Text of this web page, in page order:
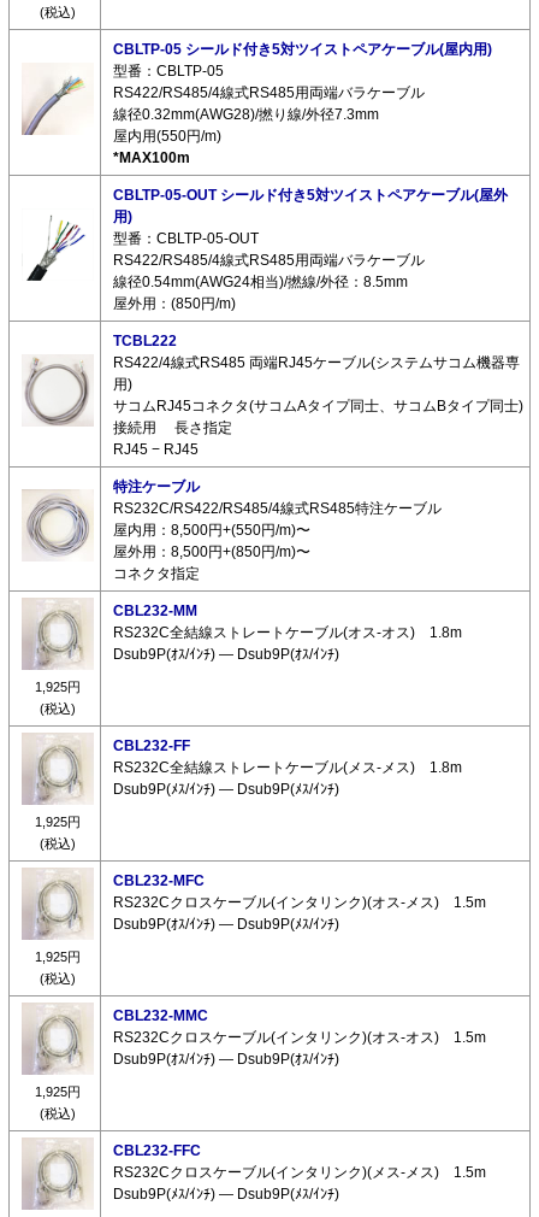
(税込)
CBLTP-05 シールド付き5対ツイストペアケーブル(屋内用)
型番：CBLTP-05
RS422/RS485/4線式RS485用両端バラケーブル
線径0.32mm(AWG28)/撚り線/外径7.3mm
屋内用(550円/m)
*MAX100m
CBLTP-05-OUT シールド付き5対ツイストペアケーブル(屋外
用)
型番：CBLTP-05-OUT
RS422/RS485/4線式RS485用両端バラケーブル
線径0.54mm(AWG24相当)/撚線/外径：8.5mm
屋外用：(850円/m)
TCBL222
RS422/4線式RS485 両端RJ45ケーブル(システムサコム機器専
用)
サコムRJ45コネクタ(サコムAタイプ同士、サコムBタイプ同士)
接続用 長さ指定
RJ45 − RJ45
特注ケーブル
RS232C/RS422/RS485/4線式RS485特注ケーブル
屋内用：8,500円+(550円/m)〜
屋外用：8,500円+(850円/m)〜
コネクタ指定
1,925円
(税込)
CBL232-MM
RS232C全結線ストレートケーブル(オス-オス) 1.8m
Dsub9P(ｵｽ/ｲﾝﾁ) ― Dsub9P(ｵｽ/ｲﾝﾁ)
1,925円
(税込)
CBL232-FF
RS232C全結線ストレートケーブル(メス-メス) 1.8m
Dsub9P(ﾒｽ/ｲﾝﾁ) ― Dsub9P(ﾒｽ/ｲﾝﾁ)
1,925円
(税込)
CBL232-MFC
RS232Cクロスケーブル(インタリンク)(オス-メス) 1.5m
Dsub9P(ｵｽ/ｲﾝﾁ) ― Dsub9P(ﾒｽ/ｲﾝﾁ)
1,925円
(税込)
CBL232-MMC
RS232Cクロスケーブル(インタリンク)(オス-オス) 1.5m
Dsub9P(ｵｽ/ｲﾝﾁ) ― Dsub9P(ｵｽ/ｲﾝﾁ)
CBL232-FFC
RS232Cクロスケーブル(インタリンク)(メス-メス) 1.5m
Dsub9P(ﾒｽ/ｲﾝﾁ) ― Dsub9P(ﾒｽ/ｲﾝﾁ)